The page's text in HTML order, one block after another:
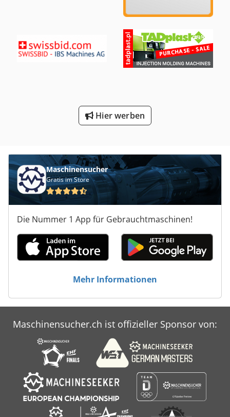
Hier werben
Maschinensucher
Gratis im Store
Die Nummer 1 App für Gebrauchtmaschinen!
Mehr Informationen
Maschinensucher.ch ist offizieller Sponsor von: